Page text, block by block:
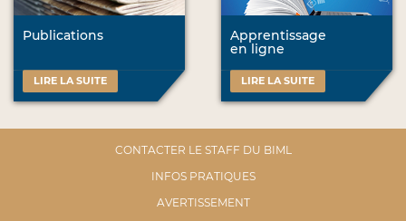
Publications
LIRE LA SUITE
Apprentissage
en ligne
LIRE LA SUITE
CONTACTER LE STAFF DU BIML
INFOS PRATIQUES
AVERTISSEMENT